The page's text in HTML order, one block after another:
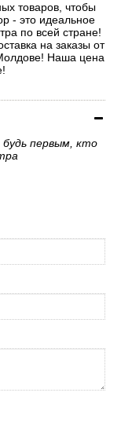
товаров, чтобы
- это идеальное
по всей стране!
на заказы от
Наша цена
первым, кто